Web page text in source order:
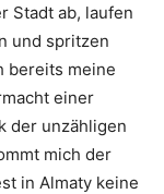
Stadt ab, laufen
und spritzen
bereits meine
einer
der unzähligen
mich der
in Almaty keine